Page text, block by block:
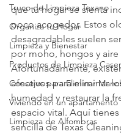
Truco de Limpieza Texano
Organiza tu Hogar
Limpieza y Bienestar
Productos de Limpieza
Consejos para Eliminar
Viviendo en un apartamento
Limpieza de Alfombras
que tu hogar se sienta
poco acogedor. Estos
desagradables suelen
por moho, hongos y aire
Afortunadamente,
efectivos para eliminar
humedad y restaurar la
espacio vital. Aquí
sencilla de Texas